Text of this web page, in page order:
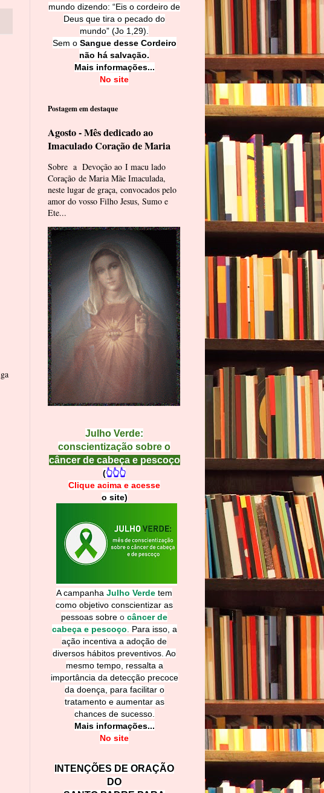
mundo dizendo: “Eis o cordeiro de
Deus que tira o pecado do
mundo” (Jo 1,29).
Sem o Sangue desse Cordeiro
não há salvação.
Mais informações...
No site
Postagem em destaque
Agosto - Mês dedicado ao
Imaculado Coração de Maria
Sobre a Devoção ao I macu lado
Coração de Maria Mãe Imaculada,
neste lugar de graça, convocados pelo
amor do vosso Filho Jesus, Sumo e
Ete...
Julho Verde:
conscientização sobre o
câncer de cabeça e pescoço
(👆👆👆
Clique acima e acesse
o site)
A campanha Julho Verde tem
como objetivo conscientizar as
pessoas sobre o câncer de
cabeça e pescoço
Para isso, a
ação incentiva a adoção de
diversos hábitos preventivos. Ao
mesmo tempo, ressalta a
importância da detecção precoce
da doença, para facilitar o
tratamento e aumentar as
chances de sucesso.
Mais informações...
No site
INTENÇÕES DE ORAÇÃO
DO